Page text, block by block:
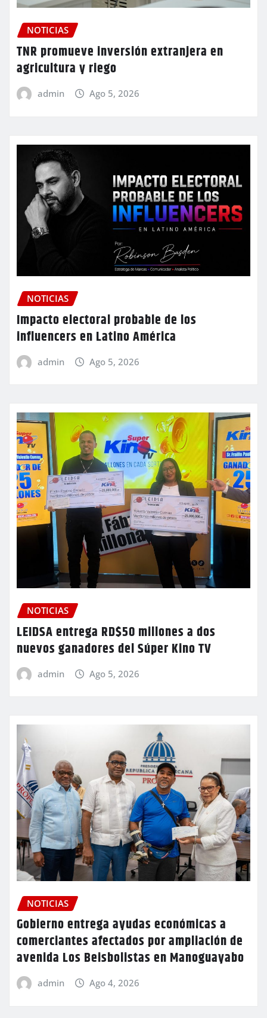
NOTICIAS
TNR promueve inversión extranjera en
agricultura y riego
admin Ago 5, 2026
NOTICIAS
Impacto electoral probable de los
influencers en Latino América
admin Ago 5, 2026
NOTICIAS
LEIDSA entrega RD$50 millones a dos
nuevos ganadores del Súper Kino TV
admin Ago 5, 2026
NOTICIAS
Gobierno entrega ayudas económicas a
comerciantes afectados por ampliación de
avenida Los Beisbolistas en Manoguayabo
admin Ago 4, 2026